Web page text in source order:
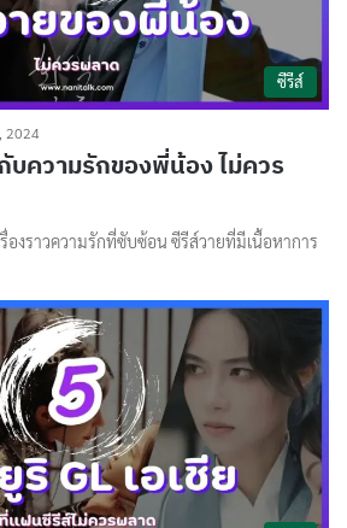
ซีรีส์
2024
บความรักของพี่น้อง ไม่ควร
องราวความรักที่ซับซ้อน ซีรีส์วายที่มีเนื้อหาการ